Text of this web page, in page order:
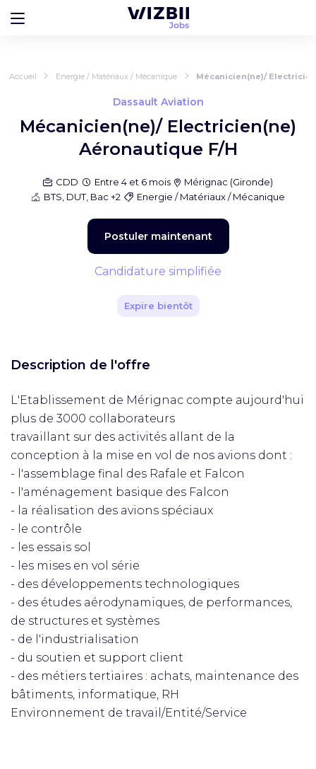
Accueil Energie / Matériaux / Mécanique Mécanicien(ne)/
Dassault Aviation
Mécanicien(ne)/ Electricien(ne)
Aéronautique F/H
CDD Entre 4 et 6 mois Mérignac (Gironde)
BTS, DUT, Bac +2
Energie / Matériaux / Mécanique
Postuler maintenant
Candidature simplifiée
Expire bientôt
Description de l'offre
L'Etablissement de Mérignac compte aujourd'hui
plus de 3000 collaborateurs
travaillant sur des activités allant de la
conception à la mise en vol de nos avions dont :
- l'assemblage final des Rafale et Falcon
- l'aménagement basique des Falcon
- la réalisation des avions spéciaux
- le contrôle
- les essais sol
- les mises en vol série
- des développements technologiques
- des études aérodynamiques, de performances,
de structures et systèmes
- de l'industrialisation
- du soutien et support client
- des métiers tertiaires : achats, maintenance des
bâtiments, informatique, RH
Environnement de travail/Entité/Service